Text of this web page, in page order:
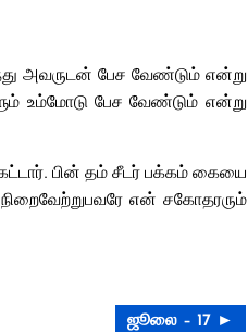
அவருடன் பேச வேண்டும் என்று
உம்மோடு பேச வேண்டும் என்று
பின் தம் சீடர் பக்கம் கையை
என் சகோதரரும்
ஜூலை – 17 ►